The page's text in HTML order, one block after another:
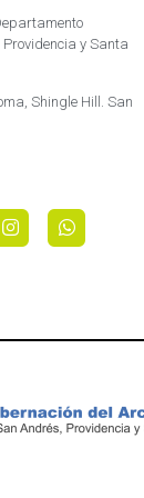
y Santa
Shingle Hill. San